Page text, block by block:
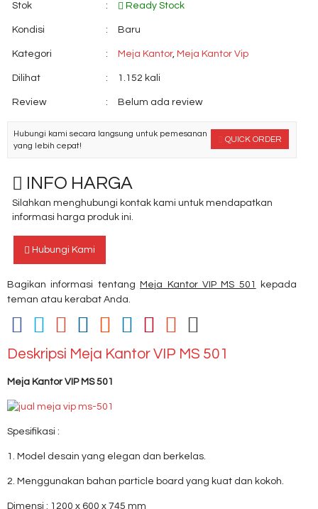
Stok : Ready Stock
Kondisi : Baru
Kategori : Meja Kantor, Meja Kantor Vip
Dilihat : 1.152 kali
Review : Belum ada review
QUICK ORDER
Hubungi kami secara langsung untuk pemesanan
yang lebih cepat!
INFO HARGA
Silahkan menghubungi kontak kami untuk mendapatkan
informasi harga produk ini.
Hubungi Kami
Bagikan informasi tentang Meja Kantor VIP MS 501
kepada
teman atau kerabat Anda.
Deskripsi Meja Kantor VIP MS 501
Meja Kantor VIP MS 501
Spesifikasi :
1. Model desain yang elegan dan berkelas.
2. Menggunakan bahan particle board yang kuat dan kokoh.
Dimensi : 1200 x 600 x 745 mm